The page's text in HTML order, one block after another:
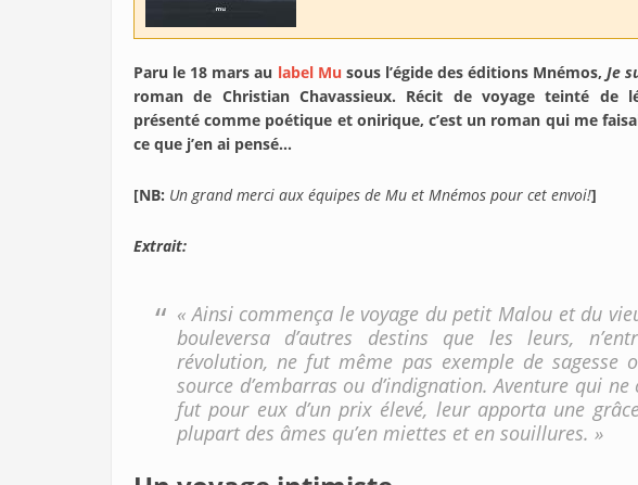
Paru le 18 mars au label Mu sous l’égide des éditions Mnémos,Je
roman de Christian Chavassieux. Récit de voyage teinté de
présenté comme poétique et onirique, c’est un roman qui me
ce que j’en ai pensé…
[NB: Un grand merci aux équipes de Mu et Mnémos pour cet envoi!]
Extrait:
« Ainsi commença le voyage du petit Malou et du
bouleversa d’autres destins que les leurs,
révolution, ne fut même pas exemple de sagesse
source d’embarras ou d’indignation. Aventure qui
fut pour eux d’un prix élevé, leur apporta une
plupart des âmes qu’en miettes et en souillures. »